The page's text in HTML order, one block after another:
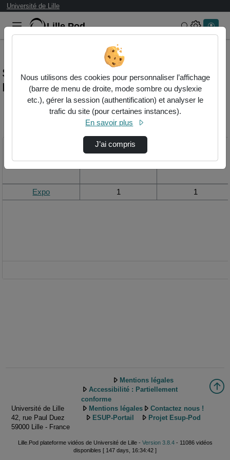
Université de Lille
Lille.Pod Rechercher
Statistiques de visualisation de la vidéo
Expo
Modifier la période de
Vue de la journée
Expo 1 1
Université de Lille
42, rue Paul Duez
59000 Lille - France
Mentions légales
Accessibilité : Partiellement
conforme
Mentions légales
Contactez nous !
ESUP-Portail
Projet Esup-Pod
Lille.Pod plateforme vidéos de Université de Lille - Version 3.8.4- 11086 vidéos
disponibles [ 147 days, 16:34:42 ]
Nous utilisons des cookies pour personnaliser l’affichage
(barre de menu de droite, mode sombre ou dyslexie
etc.), gérer la session (authentification) et analyser le
trafic du site (pour certaines instances).
En savoir plus
J’ai compris